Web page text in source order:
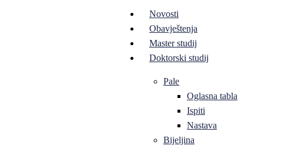
Novosti
Obavještenja
Master studij
Doktorski studij
Pale
Oglasna tabla
Ispiti
Nastava
Bijeljina